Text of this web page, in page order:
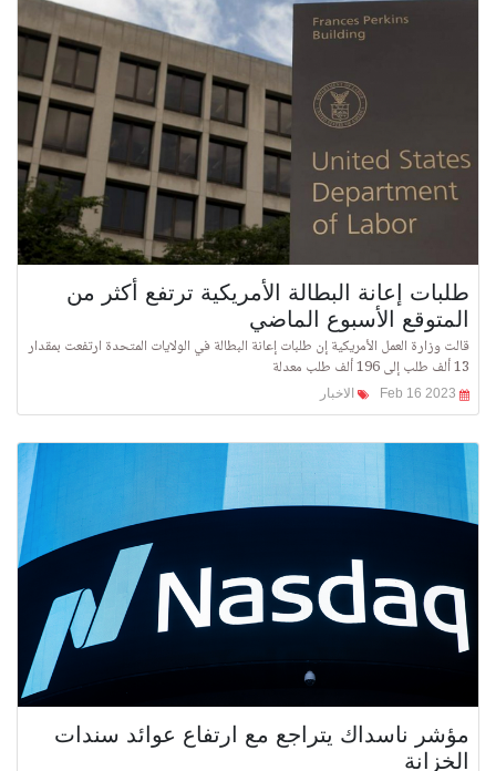
طلبات إعانة البطالة الأمريكية ترتفع أكثر من
المتوقع الأسبوع الماضي
قالت وزارة العمل الأمريكية إن طلبات إعانة البطالة في الولايات المتحدة ارتفعت بمقدار
13 ألف طلب إلى 196 ألف طلب معدلة
الاخبار
مؤشر ناسداك يتراجع مع ارتفاع عوائد سندات
الخزانة